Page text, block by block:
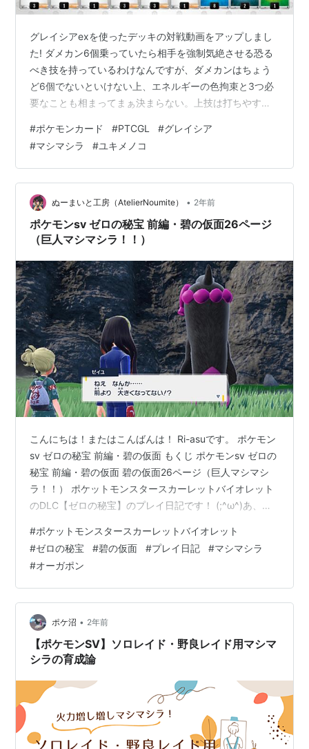
グレイシアexを使ったデッキの対戦動画をアップしまし
た! ダメカン6個乗っていたら相手を強制気絶させる恐る
べき技を持っているわけなんですが、ダメカンはちょう
ど6個でないといけない上、エネルギーの色拘束と3つ必
要なことも相まってまぁ決まらない。上技は打ちやすく
イーブイex 2 イーブイ 2 ユキメノコ 3 ユキワラシ 3 マ
シマシラ 2 スボミー 2 トレーナーズ なかよしポフィン 4
大地の器 2 エネルギー回収 1 ネストボール 3 夜のタンカ
2 テラスタルオーブ 2 ハイパーボール 1 プレシャスキャ
リー 1 わざマシンエヴォリ…
#ポケモンカード #PTCGL #グレイシア
#マシマシラ #ユキメノコ
ぬーまいと工房（AtelierNoumite） • 2年前
ポケモンsv ゼロの秘宝 前編・碧の仮面26ページ
（巨人マシマシラ！！）
こんにちは！またはこんばんは！ Ri-asuです。 ポケモン
sv ゼロの秘宝 前編・碧の仮面 もくじ ポケモンsv ゼロの
秘宝 前編・碧の仮面 碧の仮面26ページ（巨人マシマシ
ラ！！） ポケットモンスタースカーレットバイオレット
のDLC【ゼロの秘宝】のプレイ日記です！ (;^ω^)あ、途
ねm(__)m よかったら前の記事もどうぞ！
ateliernoumite.hatenablog.com 碧の仮面26ページ（巨
人マシマシラ！！） 前回は、逃げたともっこ達の場所が
分かったので探しに行こうと思います。 まぁ、一人旅で
すが‥(;^ω^) そんな事を…
#ポケットモンスタースカーレットバイオレット
#ゼロの秘宝 #碧の仮面 #プレイ日記 #マシマシラ
#オーガポン
ポケ沼 • 2年前
【ポケモンSV】ソロレイド・野良レイド用マシマ
シラの育成論